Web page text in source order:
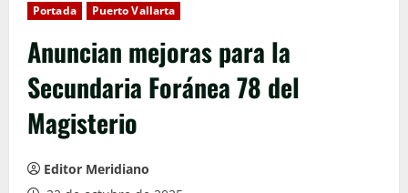
Portada Puerto Vallarta
Anuncian mejoras para la
Secundaria Foránea 78 del
Magisterio
Editor Meridiano